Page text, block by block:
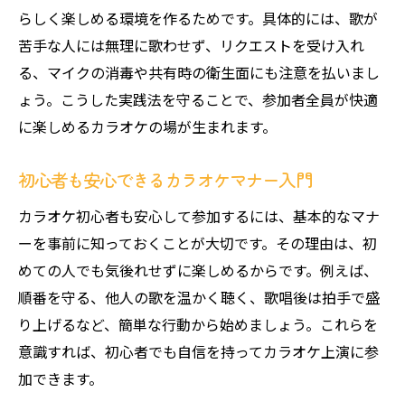
らしく楽しめる環境を作るためです。具体的には、歌が
苦手な人には無理に歌わせず、リクエストを受け入れ
る、マイクの消毒や共有時の衛生面にも注意を払いまし
ょう。こうした実践法を守ることで、参加者全員が快適
に楽しめるカラオケの場が生まれます。
初心者も安心できるカラオケマナー入門
カラオケ初心者も安心して参加するには、基本的なマナ
ーを事前に知っておくことが大切です。その理由は、初
めての人でも気後れせずに楽しめるからです。例えば、
順番を守る、他人の歌を温かく聴く、歌唱後は拍手で盛
り上げるなど、簡単な行動から始めましょう。これらを
意識すれば、初心者でも自信を持ってカラオケ上演に参
加できます。